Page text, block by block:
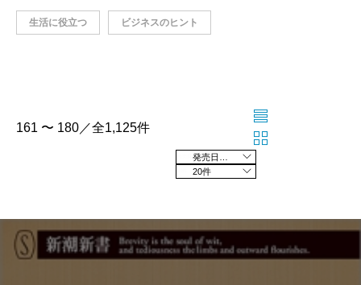
生活に役立つ ビジネスのヒント
161 〜 180／全1,125件
20件